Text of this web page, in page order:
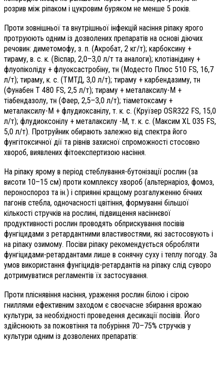
розрив між ріпаком і цукровим буряком не менше 5 років.
Проти зовнішньої та внутрішньої інфекцій насіння ріпаку ярого
протруюють одним із дозволених препаратів на основі діючих
речовин: диметомофу, з. п. (Акробат, 2 кг/т); карбоксину +
тираму, в. с. к. (Віспар, 2,0–3,0 л/т та аналоги); клотіанідину +
флуопіколіду + флуоксастробіну, тн (Модесто Плюс 510 FS, 16,7
л/т); тираму, к. с. (ТМТД, 3,0 л/т); тираму + карбендазиму, тн
(Фунабен Т 480 FS, 2,5 л/т); тираму + металаксилу-М +
тіабендазолу, тн (Фаер, 2,5–3,0 л/т); тіаметоксаму +
металаксилу-М + флудиоксанілу, т. к. с. (Круїзер OSR322 FS, 15,0
л/т); флудиоксонілу + металаксилу -М, т. к. с. (Максим XL 035 FS,
5,0 л/т). Протруйник обирають залежно від спектра його
фунгітоксичної дії та рівнів захисної спроможності стосовно
хвороб, виявлених фітоекспертизою насіння.
На ріпаку ярому в період стеблування-бутонізації рослин (за
висоти 10–15 см) проти комплексу хвороб (альтернаріоз, фомоз,
пероноспороз та ін.) і сприянні кращому розгалуженню бічних
пагонів стебла, одночасності цвітіння, формуванні більшої
кількості стручків на рослині, підвищення насіннєвої
продуктивності рослин проводять обприскування посівів
фунгіцидами з ретардантними властивостями, які застосовують і
на ріпаку озимому. Посіви ріпаку рекомендується обробляти
фунгіцидами-ретардантами лише в сонячну суху і теплу погоду. За
умов використання фунгіцидів-ретардантів на ріпаку слід суворо
дотримуватися регламентів їх застосування.
Проти пліснявіння насіння, ураження рослин білою і сірою
гниллями ефективним заходом є своєчасне збирання врожаю
культури, за необхідності проведення десикації посівів. Його
здійснюють за пожовтіння та побуріння 70–75% стручків у
культури одним із дозволених препаратів: